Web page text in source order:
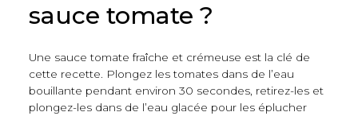
sauce tomate ?
Une sauce tomate fraîche et crémeuse est la clé de
cette recette. Plongez les tomates dans de l’eau
bouillante pendant environ 30 secondes, retirez-les et
plongez-les dans de l’eau glacée pour les éplucher